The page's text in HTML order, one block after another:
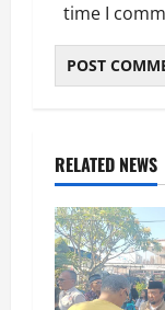
time I
RELATED NEWS